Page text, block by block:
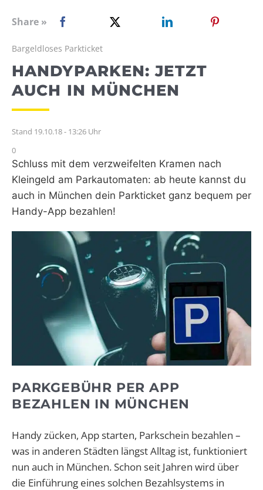
WEBRADIO
Share »
Bargeldloses Parkticket
HANDYPARKEN: JETZT
AUCH IN MÜNCHEN
Stand 19.10.18 - 13:26 Uhr
0
Schluss mit dem verzweifelten Kramen nach
Kleingeld am Parkautomaten: ab heute kannst du
auch in München dein Parkticket ganz bequem per
Handy-App bezahlen!
PARKGEBÜHR PER APP
BEZAHLEN IN MÜNCHEN
Handy zücken, App starten, Parkschein bezahlen –
was in anderen Städten längst Alltag ist, funktioniert
nun auch in München. Schon seit Jahren wird über
die Einführung eines solchen Bezahlsystems in